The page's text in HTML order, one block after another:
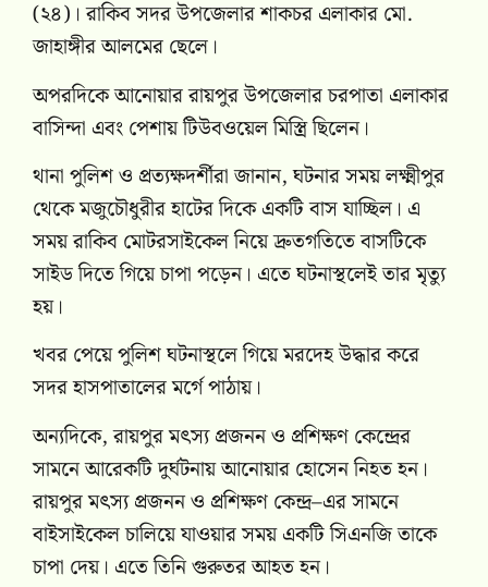
(২৪)। রাকিব সদর উপজেলার শাকচর এলাকার মো.
জাহাঙ্গীর আলমের ছেলে।
অপরদিকে আনোয়ার রায়পুর উপজেলার চরপাতা এলাকার
বাসিন্দা এবং পেশায় টিউবওয়েল মিস্ত্রি ছিলেন।
থানা পুলিশ ও প্রত্যক্ষদর্শীরা জানান, ঘটনার সময় লক্ষ্মীপুর
থেকে মজুচৌধুরীর হাটের দিকে একটি বাস যাচ্ছিল। এ
সময় রাকিব মোটরসাইকেল নিয়ে দ্রুতগতিতে বাসটিকে
সাইড দিতে গিয়ে চাপা পড়েন। এতে ঘটনাস্থলেই তার মৃত্যু
হয়।
খবর পেয়ে পুলিশ ঘটনাস্থলে গিয়ে মরদেহ উদ্ধার করে
সদর হাসপাতালের মর্গে পাঠায়।
অন্যদিকে, রায়পুর মৎস্য প্রজনন ও প্রশিক্ষণ কেন্দ্রের
সামনে আরেকটি দুর্ঘটনায় আনোয়ার হোসেন নিহত হন।
রায়পুর মৎস্য প্রজনন ও প্রশিক্ষণ কেন্দ্র–এর সামনে
বাইসাইকেল চালিয়ে যাওয়ার সময় একটি সিএনজি তাকে
চাপা দেয়। এতে তিনি গুরুতর আহত হন।